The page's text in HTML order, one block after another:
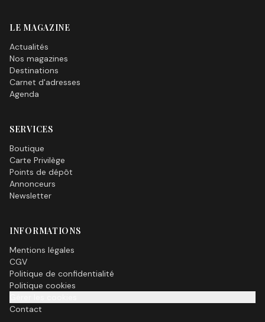
LE MAGAZINE
Actualités
Nos magazines
Destinations
Carnet d'adresses
Agenda
SERVICES
Boutique
Carte Privilège
Points de dépôt
Annonceurs
Newsletter
INFORMATIONS
Mentions légales
CGV
Politique de confidentialité
Politique cookies
Contact